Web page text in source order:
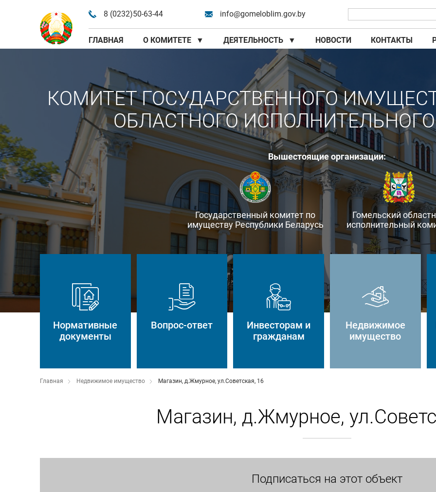
8 (0232)50-63-44 info@gomeloblim.gov.by
ГЛАВНАЯ О КОМИТЕТЕ ▼ ДЕЯТЕЛЬНОСТЬ ▼ НОВОСТИ КОНТАКТЫ
КОМИТЕТ ГОСУДАРСТВЕННОГО
ОБЛАСТНОГО
Вышестоящие организации:
Государственный комитет по
имуществу Республики Беларусь
Гомельский
исполнительный
Нормативные
документы
Вопрос-ответ
Инвесторам и
гражданам
Недвижимое
имущество
Главная Недвижимое имущество Магазин, д.Жмурное, ул.Советская, 16
Магазин, д.Жмурное,
Подписаться на этот объект